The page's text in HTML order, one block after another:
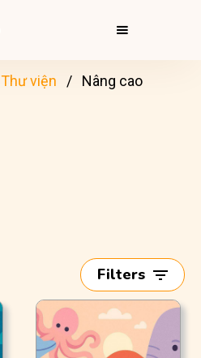
Thư viện Nâng cao
Filters